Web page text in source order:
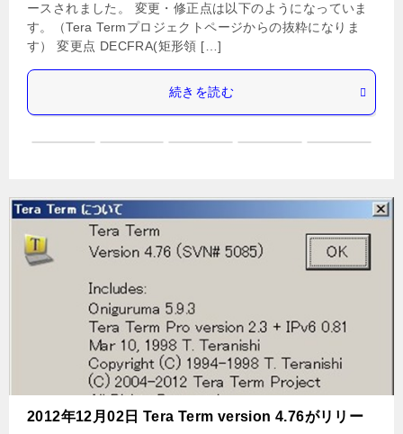
ースされました。 変更・修正点は以下のようになっていま
す。（Tera Termプロジェクトページからの抜粋になりま
す） 変更点 DECFRA(矩形領 […]
続きを読む
2012年12月02日 Tera Term version 4.76がリリー